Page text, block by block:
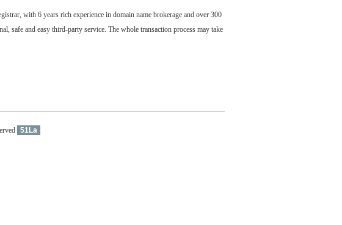
with 6 years rich experience in domain name brokerage and over 300
safe and easy third-party service. The whole transaction process may take
51La